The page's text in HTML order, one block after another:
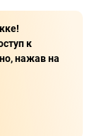
к
нажав на